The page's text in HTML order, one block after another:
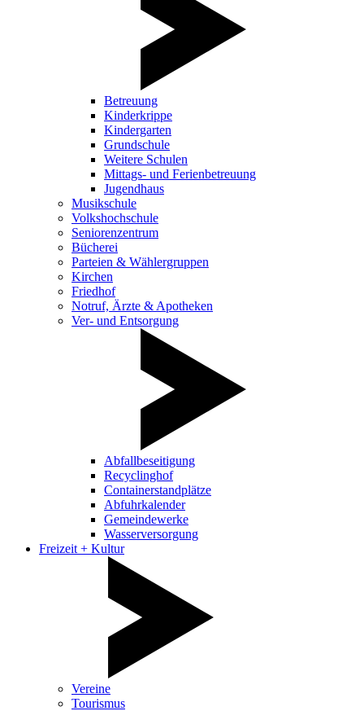
Betreuung
Kinderkrippe
Kindergarten
Grundschule
Weitere Schulen
Mittags- und Ferienbetreuung
Jugendhaus
Musikschule
Volkshochschule
Seniorenzentrum
Bücherei
Parteien & Wählergruppen
Kirchen
Friedhof
Notruf, Ärzte & Apotheken
Ver- und Entsorgung
Abfallbeseitigung
Recyclinghof
Containerstandplätze
Abfuhrkalender
Gemeindewerke
Wasserversorgung
Freizeit + Kultur
Vereine
Tourismus